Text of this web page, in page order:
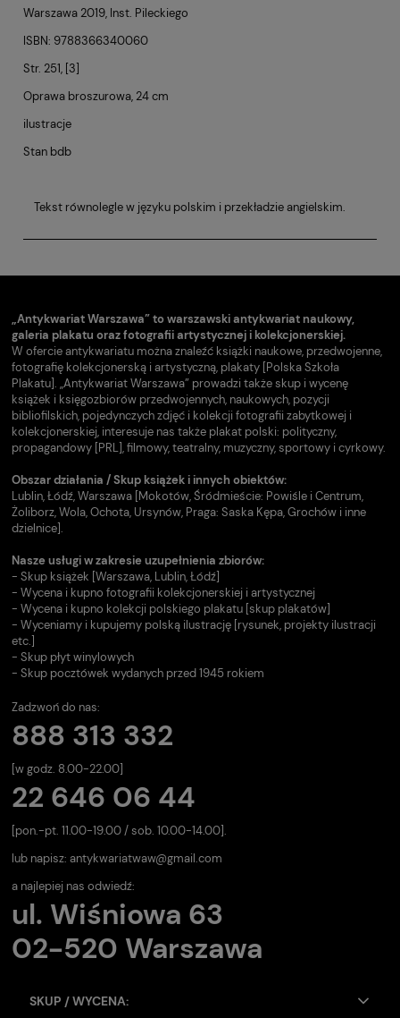
Warszawa 2019, Inst. Pileckiego
ISBN: 9788366340060
Str. 251, [3]
Oprawa broszurowa, 24 cm
ilustracje
Stan bdb
Tekst równolegle w języku polskim i przekładzie angielskim.
„Antykwariat Warszawa” to warszawski antykwariat naukowy,
galeria plakatu oraz fotografii artystycznej i kolekcjonerskiej.
W ofercie antykwariatu można znaleźć książki naukowe, przedwojenne,
fotografię kolekcjonerską i artystyczną, plakaty [Polska Szkoła
Plakatu]. „Antykwariat Warszawa” prowadzi także skup i wycenę
książek i księgozbiorów przedwojennych, naukowych, pozycji
bibliofilskich, pojedynczych zdjęć i kolekcji fotografii zabytkowej i
kolekcjonerskiej, interesuje nas także plakat polski: polityczny,
propagandowy [PRL], filmowy, teatralny, muzyczny, sportowy i cyrkowy.
Obszar działania / Skup książek i innych obiektów:
Lublin, Łódź, Warszawa [Mokotów, Śródmieście: Powiśle i Centrum,
Żoliborz, Wola, Ochota, Ursynów, Praga: Saska Kępa, Grochów i inne
dzielnice].
Nasze usługi w zakresie uzupełnienia zbiorów:
- Skup książek [Warszawa, Lublin, Łódź]
- Wycena i kupno fotografii kolekcjonerskiej i artystycznej
- Wycena i kupno kolekcji polskiego plakatu [skup plakatów]
- Wyceniamy i kupujemy polską ilustrację [rysunek, projekty ilustracji
etc.]
- Skup płyt winylowych
- Skup pocztówek wydanych przed 1945 rokiem
Zadzwoń do nas:
888 313 332
[w godz. 8.00-22.00]
22 646 06 44
[pon.-pt. 11.00-19.00 / sob. 10.00-14.00].
lub napisz: antykwariatwaw@gmail.com
a najlepiej nas odwiedź:
ul. Wiśniowa 63
02-520 Warszawa
SKUP / WYCENA: